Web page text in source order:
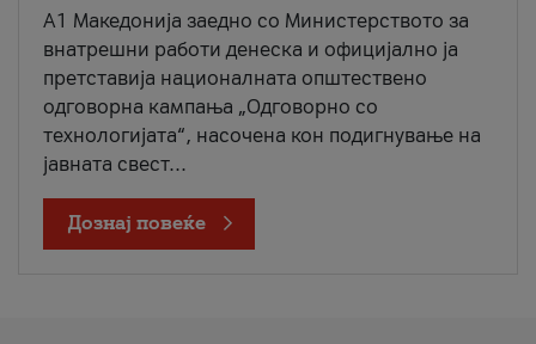
A1 Македонија заедно со Министерството за
внатрешни работи денеска и официјално ја
претставија националната општествено
одговорна кампања „Одговорно со
технологијата“, насочена кон подигнување на
јавната свест...
Дознај повеќе